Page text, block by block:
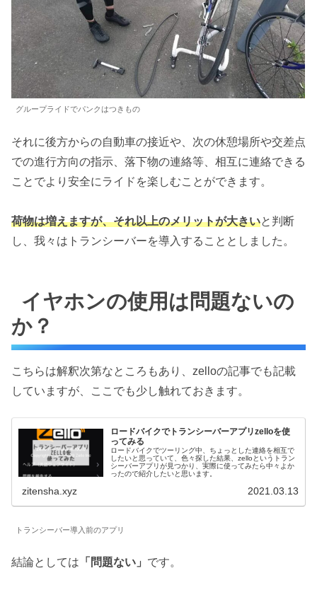
グループライドでパンクはつきもの
それに後方からの自動車の接近や、次の休憩場所や交差点
での進行方向の指示、落下物の連絡等、相互に連絡できる
ことでより安全にライドを楽しむことができます。
荷物は増えますが、それ以上のメリットが大きいと判断
し、我々はトランシーバーを導入することとしました。
イヤホンの使用は問題ないの
か？
こちらは解釈次第なところもあり、zelloの記事でも記載
していますが、ここでも少し触れておきます。
ロードバイクでトランシーバーアプリzelloを使
ってみる
ロードバイクでツーリング中、ちょっとした連絡を相互で
したいと思っていて、色々探した結果、zelloというトラン
シーバーアプリが見つかり、実際に使ってみたら中々よか
ったので紹介したいと思います。
zitensha.xyz 2021.03.13
トランシーバー導入前のアプリ
結論としては 「問題ない」 です。